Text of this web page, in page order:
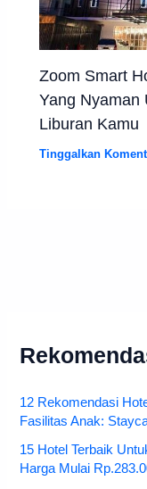
Zoom Smart
Yang Nyaman
Liburan Kamu
Tinggalkan
12 Rekomendasi
Fasilitas Anak:
15 Hotel Terbaik
Harga Mulai